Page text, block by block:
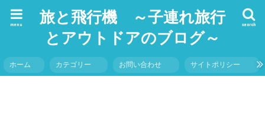
旅と飛行機 ～子連れ旅行
とアウトドアのブログ～
search
menu
ホーム カテゴリー お問い合わせ サイトポリシー